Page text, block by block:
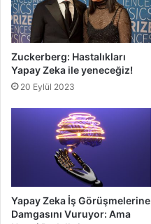
Zuckerberg: Hastalıkları
Yapay Zeka ile yeneceğiz!
20 Eylül 2023
Yapay Zeka İş Görüşmelerine
Damgasını Vuruyor: Ama